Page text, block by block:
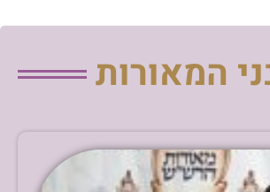
המאורות